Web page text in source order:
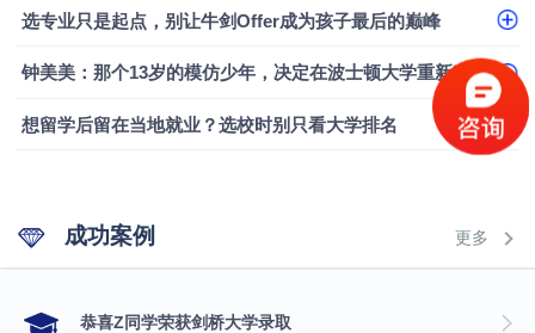
选专业只是起点，别让牛剑Offer成为孩子最后的巅峰
钟美美：那个13岁的模仿少年，决定在波士顿大学重新定义自己
想留学后留在当地就业？选校时别只看大学排名
成功案例 更多
​恭喜Z同学荣获剑桥大学录取